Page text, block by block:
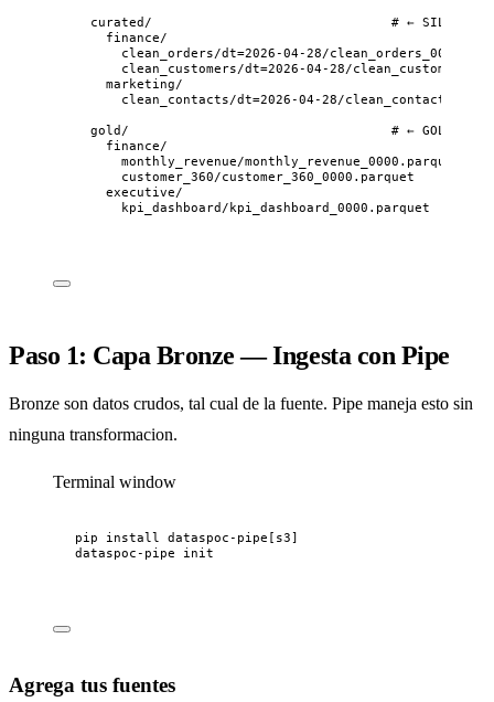
curated/                               # ← SILVER
finance/
clean_orders/dt=2026-04-28/
clean_customers/dt=2026-04-28/
marketing/
clean_contacts/dt=2026-04-28/
gold/                                  # ← GOLD
finance/
monthly_revenue/monthly_revenue_0000.parquet
customer_360/customer_360_0000.parquet
executive/
kpi_dashboard/kpi_dashboard_0000.parquet
Paso 1: Capa Bronze — Ingesta con Pipe
Bronze son datos crudos, tal cual de la fuente. Pipe maneja esto sin
ninguna transformacion.
Terminal window
pip install dataspoc-pipe[s3]
dataspoc-pipe
init
Agrega tus fuentes